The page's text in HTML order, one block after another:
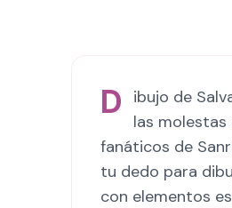
D
ibujo de
las
fanáticos de
tu dedo para
con elementos